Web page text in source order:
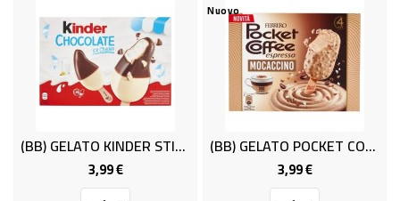
PER
CONDIRE
DOLCIARIO
(BB) GELATO KINDER STICK X4 GR.220
3,99 €Prezzo
Nuovo
(BB) GELATO POCKET COFFE MOKACCINO
3,99 €Prezzo